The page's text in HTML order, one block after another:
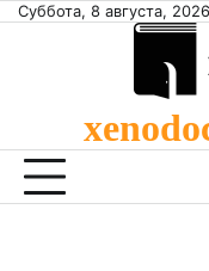
SkipСуббота, 8 августа, 2026